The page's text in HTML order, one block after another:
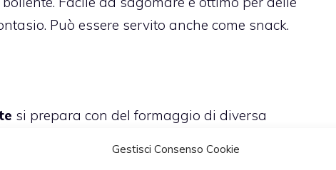
Gestisci Consenso Cookie
Può essere servito anche come snack.
si prepara con del formaggio di diversa
sale, si presenta come una grossa frittata. Altre
o in alternativa mele, zucca, erbe aromatiche